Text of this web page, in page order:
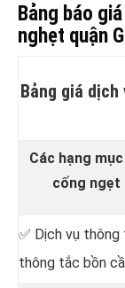
Bảng báo
nghẹt quận
Bảng giá dịch
Các hạng
cống ngẹt
✅ Dịch vụ
thông tắc bồn